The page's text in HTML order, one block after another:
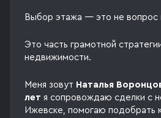
Выбор этажа — это не вопрос
Это часть грамотной
недвижимости.
Меня зовут Наталья
лет я сопровождаю сделки с
Ижевске, помогаю подобрать